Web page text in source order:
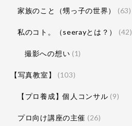
家族のこと（甥っ子の世界） (63)
私のコト。（seerayとは？） (42)
撮影への想い (1)
【写真教室】 (103)
【プロ養成】個人コンサル (9)
プロ向け講座の主催 (26)